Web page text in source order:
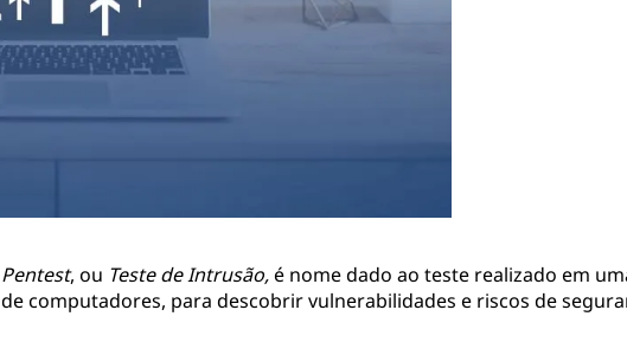
Pentest, ou Teste de Intrusão,é nome dado ao teste realizado em
de computadores, para descobrir vulnerabilidades e riscos de